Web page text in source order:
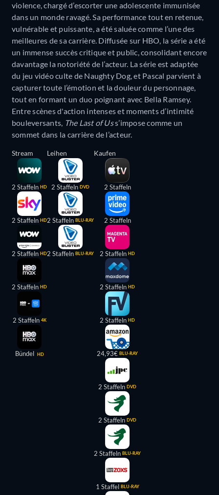
violence, chargé d’escorter une adolescente immunisée
dans un monde ravagé. Sa performance tout en retenue,
vulnérable et puissante, a été saluée comme l’une des
meilleures de sa carrière. Diffusée sur HBO, la série a été
un immense succès critique et public, consolidant encore
davantage la notoriété de l’acteur. La série est adaptée
du jeu vidéo culte de Naughty Dog, et Pascal parvient à
capturer toute l’émotion et la douleur du personnage,
tout en formant un duo poignant avec Bella Ramsey.
Entre scènes d'action intenses et moments d’intimité
bouleversants, The Last of Uss’impose comme un
sommet dans la carrière de l’acteur.
Stream
2 Staffeln HD
2 Staffeln HD
2 Staffeln HD
2 Staffeln HD
2 Staffeln 4K
Bündel HD
Leihen
2 Staffeln DVD
2 Staffeln BLU-RAY
2 Staffeln BLU-RAY
Kaufen
2 Staffeln
2 Staffeln
2 Staffeln HD
2 Staffeln HD
2 Staffeln HD
24,93€ BLU-RAY
2 Staffeln DVD
2 Staffeln DVD
2 Staffeln BLU-RAY
1 Staffel BLU-RAY